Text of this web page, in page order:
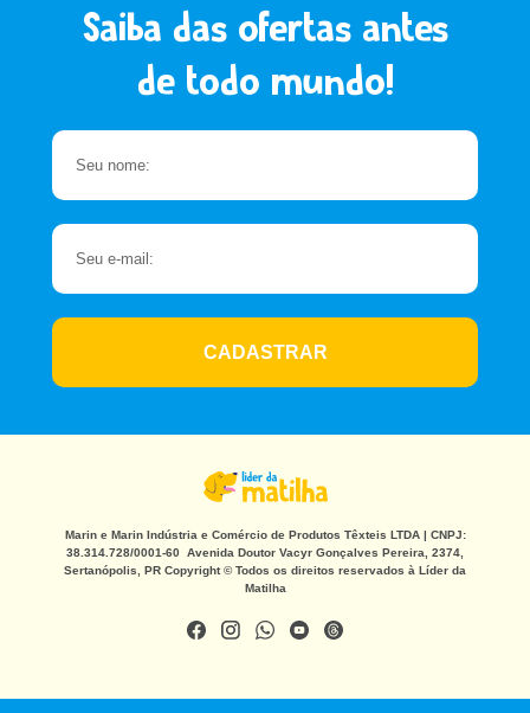
Saiba das ofertas antes
de todo mundo!
CADASTRAR
Marin e Marin Indústria e Comércio de Produtos Têxteis LTDA | CNPJ:
38.314.728/0001-60 Avenida Doutor Vacyr Gonçalves Pereira, 2374,
Sertanópolis, PR Copyright © Todos os direitos reservados à Líder da
Matilha